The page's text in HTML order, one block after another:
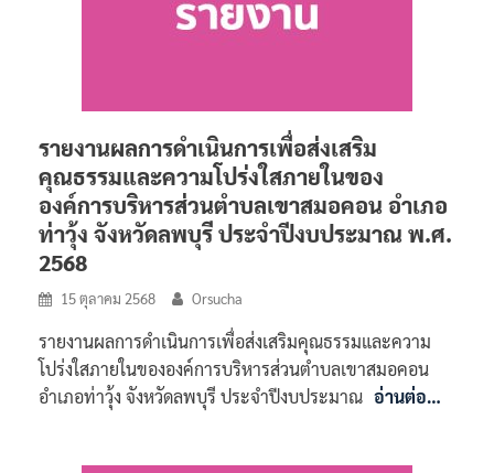
รายงานผลการดำเนินการเพื่อส่งเสริม
คุณธรรมและความโปร่งใสภายในของ
องค์การบริหารส่วนตำบลเขาสมอคอน อำเภอ
ท่าวุ้ง จังหวัดลพบุรี ประจำปีงบประมาณ พ.ศ.
2568
15 ตุลาคม 2568 Orsucha
รายงานผลการดำเนินการเพื่อส่งเสริมคุณธรรมและความ
โปร่งใสภายในขององค์การบริหารส่วนตำบลเขาสมอคอน
อำเภอท่าวุ้ง จังหวัดลพบุรี ประจำปีงบประมาณ อ่านต่อ…